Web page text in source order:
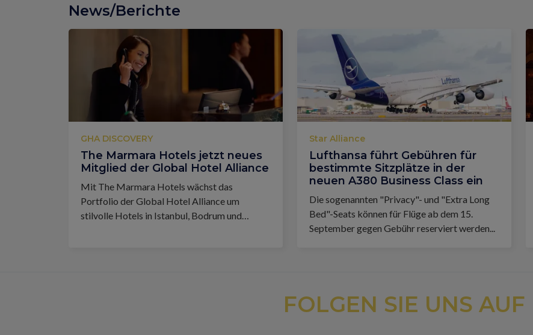
News/Berichte
GHA DISCOVERY
The Marmara Hotels jetzt neues
Mitglied der Global Hotel Alliance
Mit The Marmara Hotels wächst das
Portfolio der Global Hotel Alliance um
stilvolle Hotels in Istanbul, Bodrum und
Star Alliance
Lufthansa führt Gebühren für
bestimmte Sitzplätze in der
neuen A380 Business Class ein
Die sogenannten "Privacy"- und "Extra Long
Bed"-Seats können für Flüge ab dem 15.
September gegen Gebühr reserviert werden...
FOLGEN SIE UNS AUF